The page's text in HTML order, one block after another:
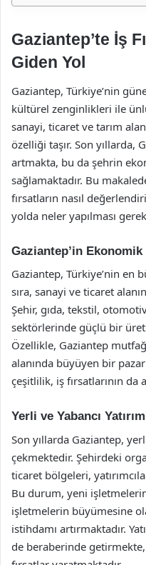
Gaziantep’te İş
Giden Yol
Gaziantep, Türkiye’nin
kültürel zenginlikleri ile
sanayi, ticaret ve tarım
özelliği taşır. Son yıllarda,
artmakta, bu da şehrin
sağlamaktadır. Bu
fırsatların nasıl
yolda neler yapılması
Gaziantep’in Ekonomik
Gaziantep, Türkiye’nin en
sıra, sanayi ve ticaret
Şehir, gıda, tekstil,
sektörlerinde güçlü bir
Özellikle, Gaziantep
alanında büyüyen bir
çeşitlilik, iş fırsatlarının da
Yerli ve Yabancı
Son yıllarda Gaziantep,
çekmektedir. Şehirdeki
ticaret bölgeleri,
Bu durum, yeni
işletmelerin büyümesine
istihdamı artırmaktadır.
de beraberinde